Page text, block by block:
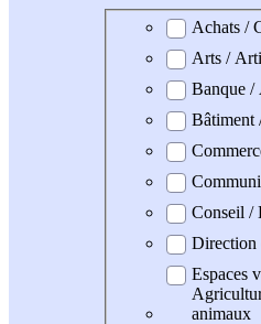
Domaine Achats /
Arts /
Banque /
Bâtiment
Conseil /
Direction
Espaces
animaux